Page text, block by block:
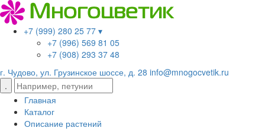
+7 (999) 280 25 77 ▾
+7 (996) 569 81 05
+7 (908) 293 37 48
г. Чудово, ул. Грузинское шоссе, д. 28 info@mnogocvetik.ru
Главная
Каталог
Описание растений